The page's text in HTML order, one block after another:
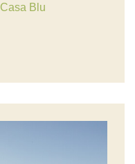
Casa Blu